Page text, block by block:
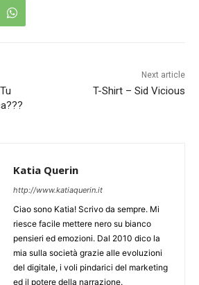
Next article
T-Shirt – Sid Vicious
Katia Querin
http://www.katiaquerin.it
Ciao sono Katia! Scrivo da sempre. Mi
riesce facile mettere nero su bianco
pensieri ed emozioni. Dal 2010 dico la
mia sulla società grazie alle evoluzioni
del digitale, i voli pindarici del marketing
ed il potere della narrazione.